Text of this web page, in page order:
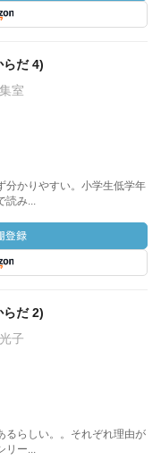
らだ 4)
室
分かりやすい。小学生低学年
読み...
らだ 2)
子
るらしい。。それぞれ理由が
リー...